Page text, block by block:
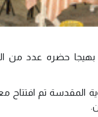
حضره عدد من
المقدسة تم افتتاح